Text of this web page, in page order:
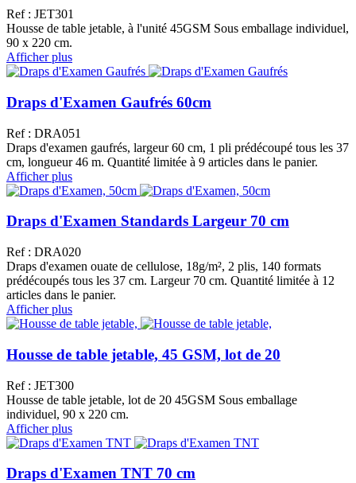
Ref : JET301
Housse de table jetable, à l'unité 45GSM Sous emballage individuel,
90 x 220 cm.
Afficher plus
Draps d'Examen Gaufrés 60cm
Ref : DRA051
Draps d'examen gaufrés, largeur 60 cm, 1 pli prédécoupé tous les 37
cm, longueur 46 m. Quantité limitée à 9 articles dans le panier.
Afficher plus
Draps d'Examen Standards Largeur 70 cm
Ref : DRA020
Draps d'examen ouate de cellulose, 18g/m², 2 plis, 140 formats
prédécoupés tous les 37 cm. Largeur 70 cm. Quantité limitée à 12
articles dans le panier.
Afficher plus
Housse de table jetable, 45 GSM, lot de 20
Ref : JET300
Housse de table jetable, lot de 20 45GSM Sous emballage
individuel, 90 x 220 cm.
Afficher plus
Draps d'Examen TNT 70 cm